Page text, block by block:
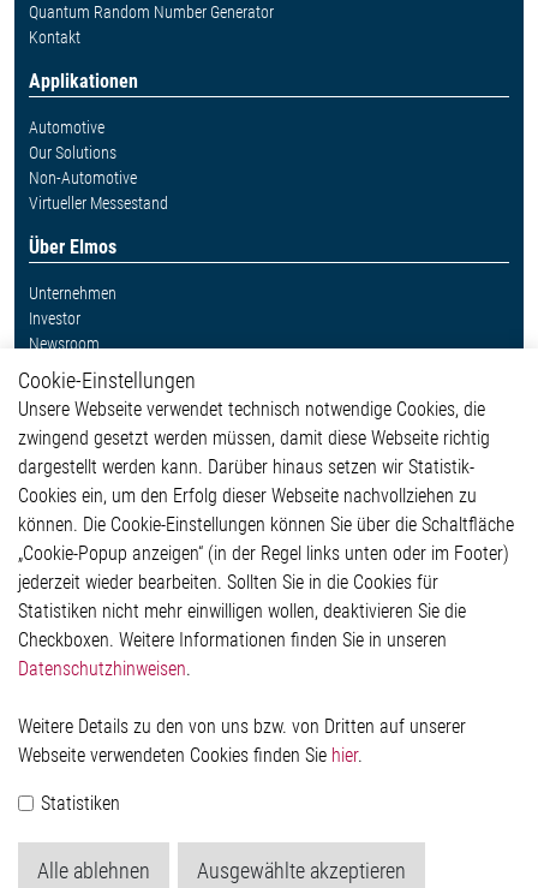
Quantum Random Number Generator
Kontakt
Applikationen
Automotive
Our Solutions
Non-Automotive
Virtueller Messestand
Über Elmos
Unternehmen
Investor
Newsroom
Weitere Links
Glossar
Kontakt
Hinweisgeberschutzsystem
Rechtliches
Impressum
Datenschutzerklärung
Cookie-Popup anzeigen
Elmos Semiconductor SE
Werkstättenstraße 18
Telefon: +49 (0) 2171 / 40 183-0
Handelsregister:
Cookie-Einstellungen
Unsere Webseite verwendet technisch notwendige Cookies, die
zwingend gesetzt werden müssen, damit diese Webseite richtig
dargestellt werden kann. Darüber hinaus setzen wir Statistik-
Cookies ein, um den Erfolg dieser Webseite nachvollziehen zu
können. Die Cookie-Einstellungen können Sie über die Schaltfläche
„Cookie-Popup anzeigen“ (in der Regel links unten oder im Footer)
jederzeit wieder bearbeiten. Sollten Sie in die Cookies für
Statistiken nicht mehr einwilligen wollen, deaktivieren Sie die
Checkboxen. Weitere Informationen finden Sie in unseren
Datenschutzhinweisen.
Weitere Details zu den von uns bzw. von Dritten auf unserer
Webseite verwendeten Cookies finden Sie hier.
Statistiken
Alle ablehnen Ausgewählte akzeptieren